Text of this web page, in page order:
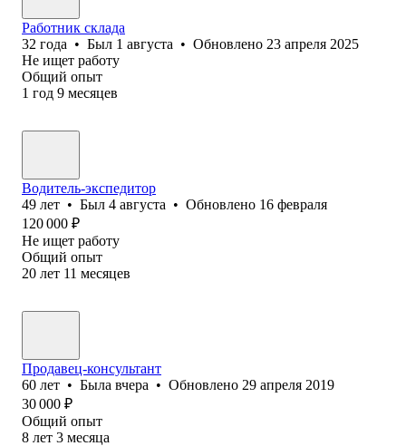
Работник склада
32 года • Был 1 августа • Обновлено 23 апреля 2025
Не ищет работу
Общий опыт
1 год 9 месяцев
Водитель-экспедитор
49 лет • Был 4 августа • Обновлено 16 февраля
120 000 ₽
Не ищет работу
Общий опыт
20 лет 11 месяцев
Продавец-консультант
60 лет • Была вчера • Обновлено 29 апреля 2019
30 000 ₽
Общий опыт
8 лет 3 месяца